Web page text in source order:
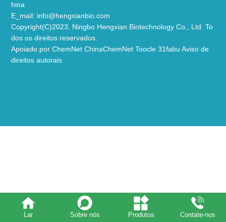
hina
E_mail: info@hengxianbio.com
Copyright(C)2023, Ningbo Hengxian Biotechnology Co., Ltd. To
dos os direitos reservados.
Apoiado por ChemNet ChinaChemNet Toocle 31fabu Aviso de
direitos autorais
Lar Sobre nós Produtos Contate-nos